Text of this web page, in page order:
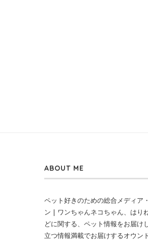
ABOUT ME
ペット好きのための総合メディア
ン | ワンちゃんネコちゃん、はり
どに関する、ペット情報をお届け
立つ情報満載でお届けするオウン